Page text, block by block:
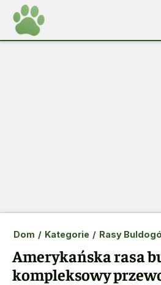
Dom / Kategorie / Rasy
Amerykańska rasa
kompleksowy